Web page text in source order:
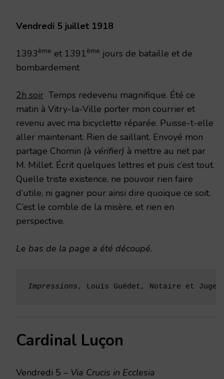
Vendredi 5 juillet 1918
1393ème et 1391ème jours de bataille et de
bombardement
2h soir Temps redevenu magnifique. Été ce
matin à Vitry-la-Ville porter mon courrier et
revenu avec ma bicyclette réparée. Puisse-t-elle
aller maintenant. Rien de saillant. Envoyé mon
partage Chomin (à vérifier) à mettre au net par
M. Millet. Écrit quelques lettres et puis c’est tout.
Quelle triste existence, ne pouvoir rien faire
d’utile, ni gagner pour ainsi dire quoique ce soit.
C’est le comble de la misère, et rien en
perspective.
Le bas de la page a été découpé.
Impressions, Louis Guédet, Notaire et
Cardinal Luçon
Vendredi 5 – Via Crucis in Ecclesia